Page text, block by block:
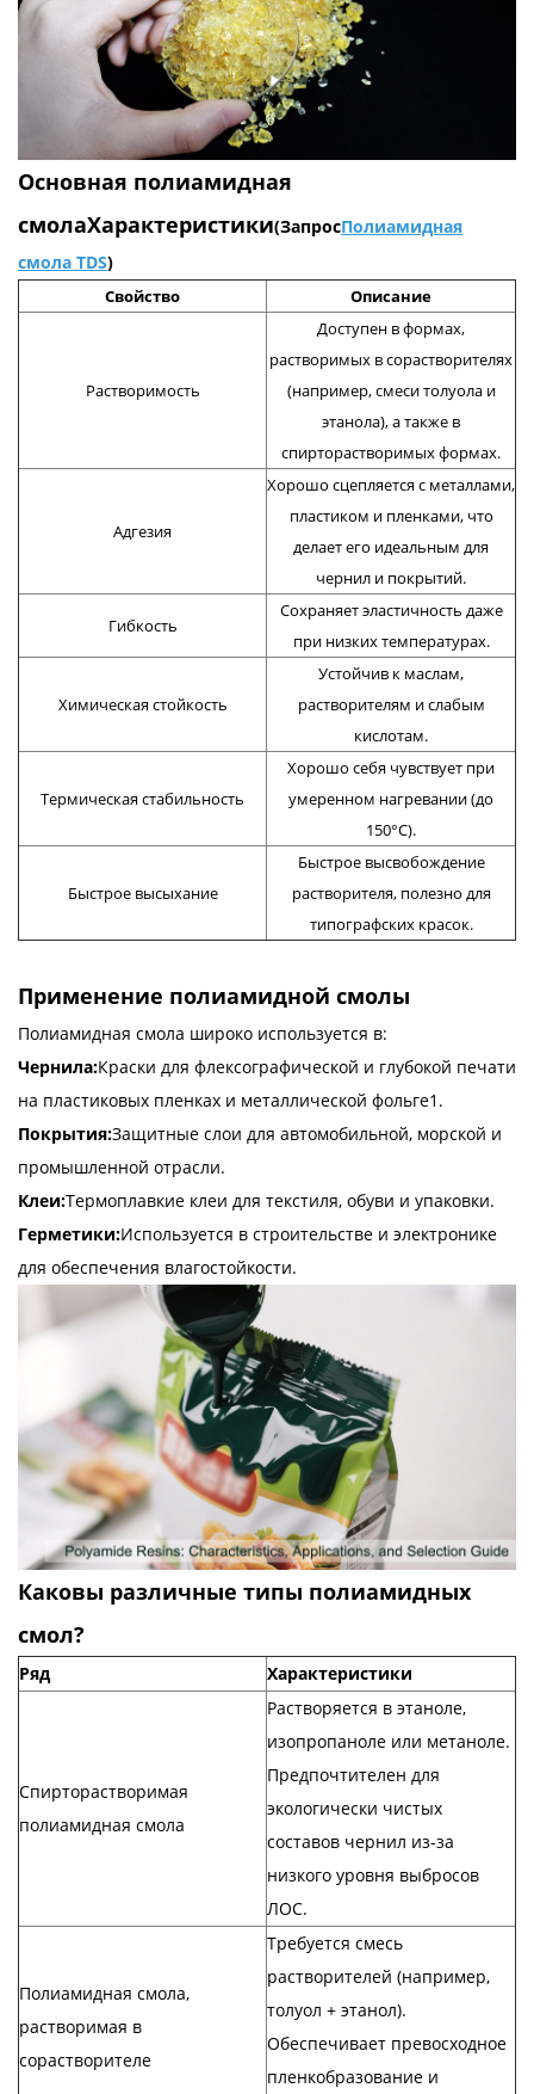
Основная полиамидная
смолаХарактеристики(ЗапросПолиамидная
смола TDS)
Свойство Описание
Растворимость
Доступен в формах,
растворимых в сорастворителях
(например, смеси толуола и
этанола), а также в
спирторастворимых формах.
Адгезия
Хорошо сцепляется с металлами,
пластиком и пленками, что
делает его идеальным для
чернил и покрытий.
Гибкость
Сохраняет эластичность даже
при низких температурах.
Химическая стойкость
Устойчив к маслам,
растворителям и слабым
кислотам.
Термическая стабильность
Хорошо себя чувствует при
умеренном нагревании (до
150°C).
Быстрое высыхание
Быстрое высвобождение
растворителя, полезно для
типографских красок.
Применение полиамидной смолы
Полиамидная смола широко используется в:
Чернила:Краски для флексографической и глубокой печати
на пластиковых пленках и металлической фольге1.
Покрытия:Защитные слои для автомобильной, морской и
промышленной отрасли.
Клеи:Термоплавкие клеи для текстиля, обуви и упаковки.
Герметики:Используется в строительстве и электронике
для обеспечения влагостойкости.
Каковы различные типы полиамидных
смол?
Ряд Характеристики
Спирторастворимая
полиамидная смола
Растворяется в этаноле,
изопропаноле или метаноле.
Предпочтителен для
экологически чистых
составов чернил из-за
низкого уровня выбросов
ЛОС.
Полиамидная смола,
растворимая в
сорастворителе
Требуется смесь
растворителей (например,
толуол + этанол).
Обеспечивает превосходное
пленкобразование и